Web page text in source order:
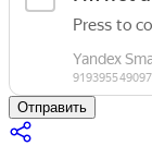
Отправить